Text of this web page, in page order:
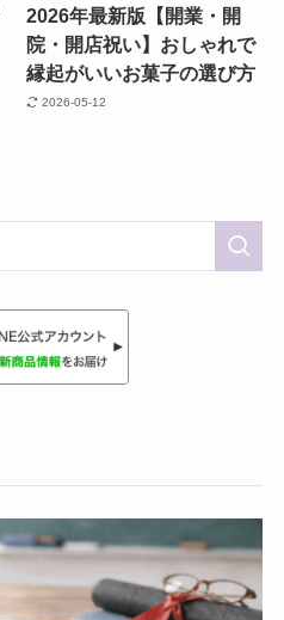
2026年最新版【開業・開
院・開店祝い】おしゃれで
縁起がいいお菓子の選び方
2026-05-12